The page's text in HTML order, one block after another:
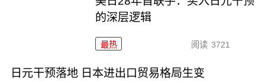
的深层逻辑
最热 阅读 3721
日元干预落地 日本进出口贸易格局生变